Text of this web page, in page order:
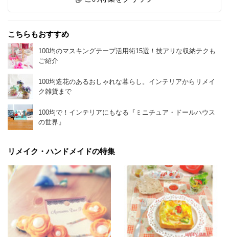
こちらもおすすめ
100均のマスキングテープ活用術15選！技アリな収納テクも
ご紹介
100均造花のあるおしゃれな暮らし。インテリアからリメイ
ク雑貨まで
100均で！インテリアにもなる『ミニチュア・ドールハウス
の世界』
リメイク・ハンドメイドの特集